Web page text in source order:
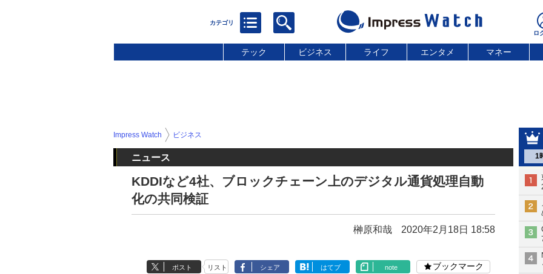
テック ビジネス ライフ エンタメ マネー
1
Impress Watch ビジネス
ニュース
KDDIなど4社、ブロックチェーン上のデジタル通貨処理自動
化の共同検証
榊原和哉 2020年2月18日 18:58
ポスト リスト シェア はてブ note ブックマーク